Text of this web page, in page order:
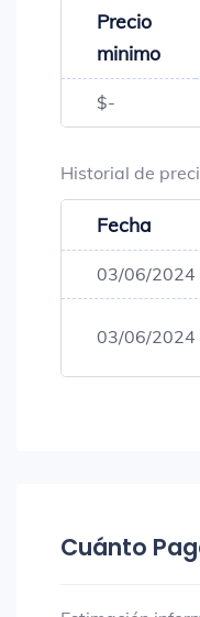
Precio
minimo
$-
Historial de
Fecha
03/06/2024
03/06/2024
Cuánto